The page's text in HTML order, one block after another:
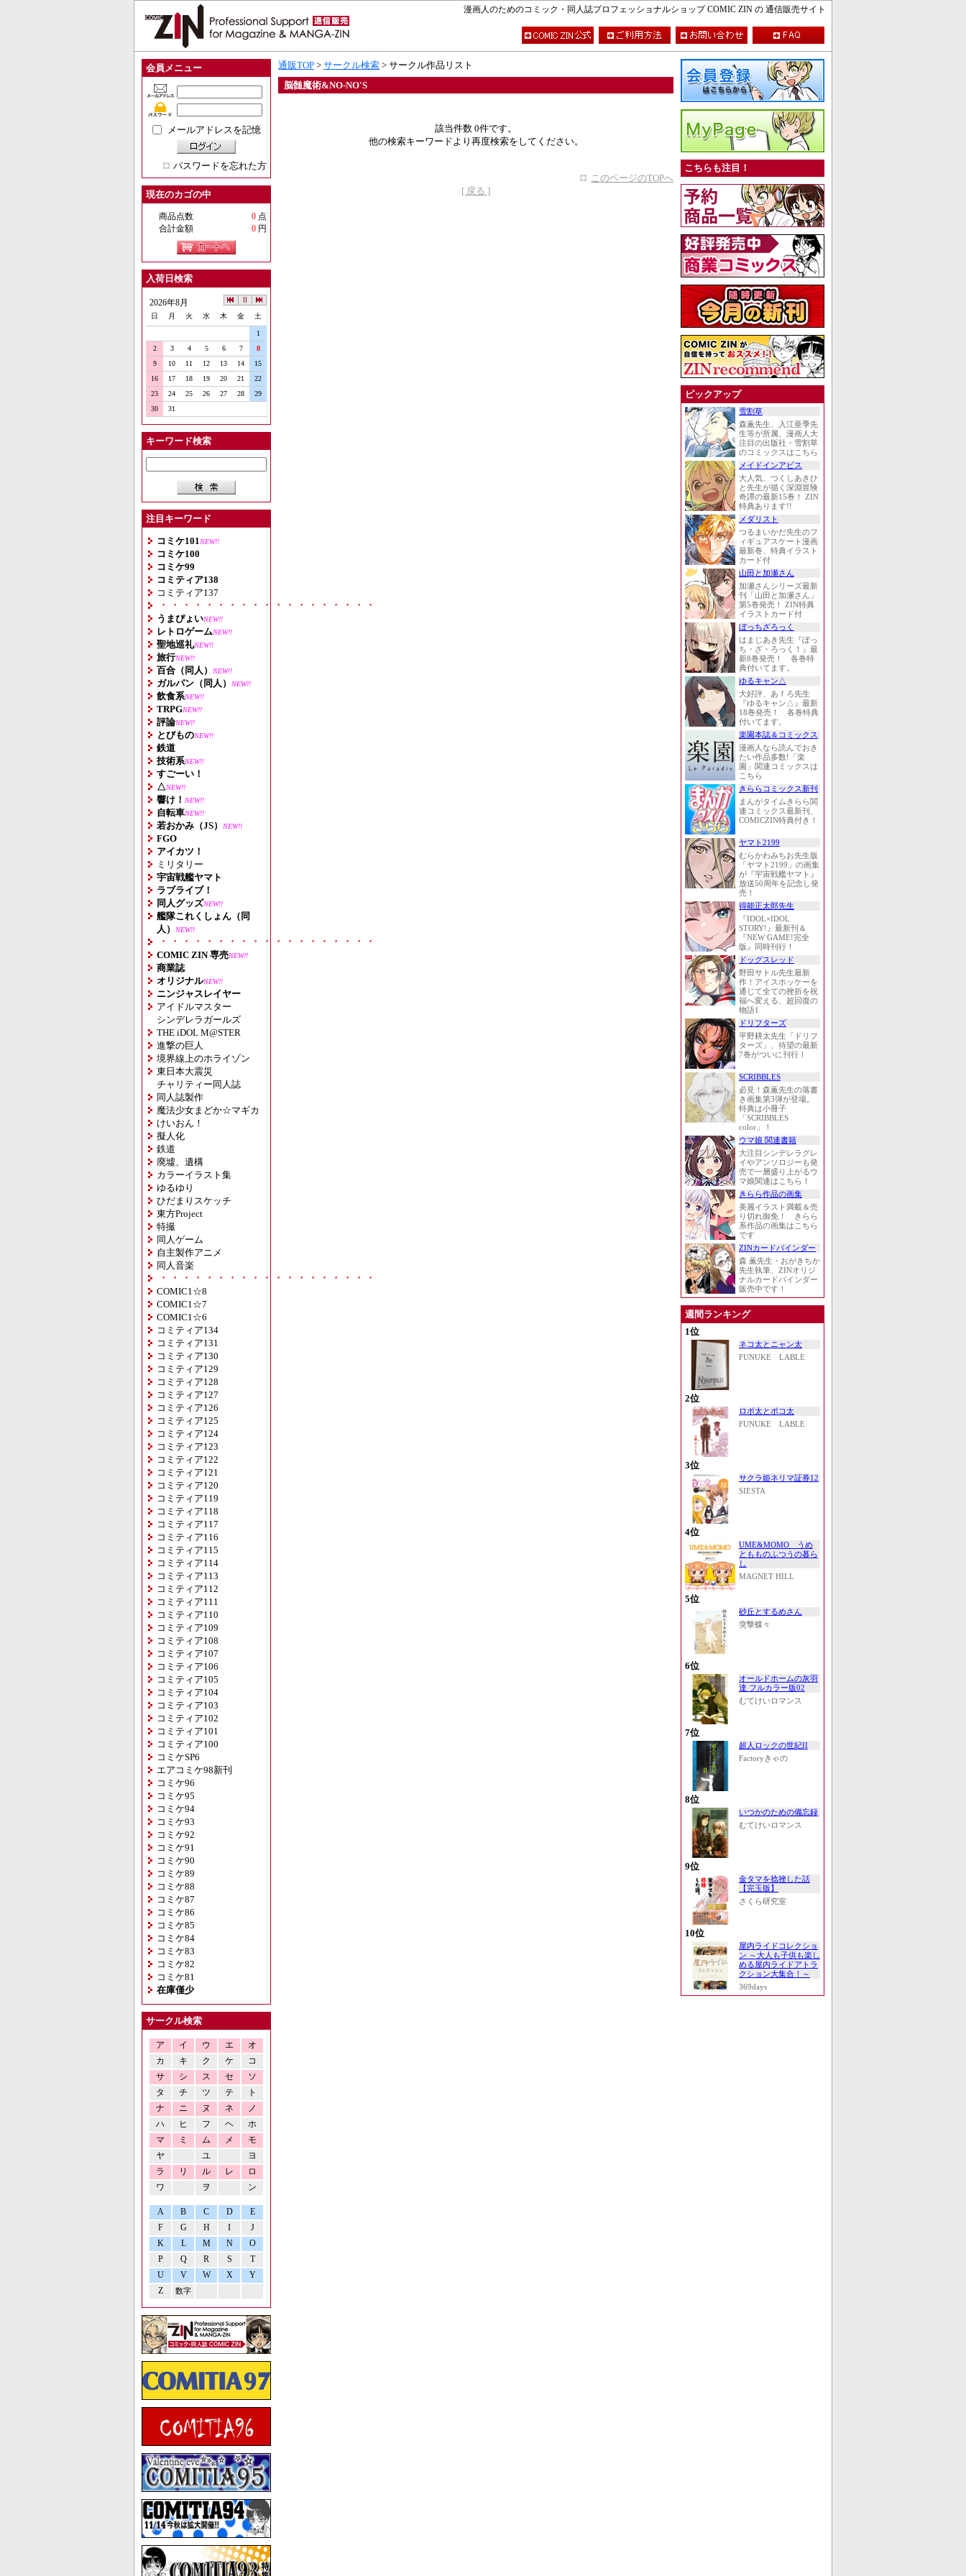
漫画人のためのコミック・同人誌プロフェッショナルショップ COMIC ZIN の 通信販売サイト
会員メニュー
メールアドレスを記憶
パスワードを忘れた方
現在のカゴの中
商品点数 0 点
合計金額
0 円
入荷日検索
2026年8月
日 月 火 水 木 金 土
1
2
3 4 5 6 7
8
9
10 11 12 13 14
15
16
17 18 19 20 21
22
23
24 25 26 27 28
29
30
31
キーワード検索
注目キーワード
コミケ101 NEW!!
コミケ100
コミケ99
コミティア138
コミティア137
・・・・・・・・・・・・・・・・・・・
うまぴょいNEW!!
レトロゲームNEW!!
聖地巡礼NEW!!
旅行NEW!!
百合（同人） NEW!!
ガルパン（同人） NEW!!
飲食系NEW!!
TRPGNEW!!
評論NEW!!
とびものNEW!!
鉄道
技術系NEW!!
すごーい！
△NEW!!
響け！ NEW!!
自転車NEW!!
若おかみ（JS） NEW!!
FGO
アイカツ！
ミリタリー
宇宙戦艦ヤマト
ラブライブ！
同人グッズNEW!!
艦隊これくしょん（同
人）
NEW!!
・・・・・・・・・・・・・・・・・・・
COMIC ZIN 専売NEW!!
商業誌
オリジナルNEW!!
ニンジャスレイヤー
アイドルマスター
シンデレラガールズ
THE iDOL M@STER
進撃の巨人
境界線上のホライゾン
東日本大震災
チャリティー同人誌
同人誌製作
魔法少女まどか☆マギカ
けいおん！
擬人化
鉄道
廃墟、遺構
カラーイラスト集
ゆるゆり
ひだまりスケッチ
東方Project
特撮
同人ゲーム
自主製作アニメ
同人音楽
・・・・・・・・・・・・・・・・・・・
COMIC1☆8
COMIC1☆7
COMIC1☆6
コミティア134
コミティア131
コミティア130
コミティア129
コミティア128
コミティア127
コミティア126
コミティア125
コミティア124
コミティア123
コミティア122
コミティア121
コミティア120
コミティア119
コミティア118
コミティア117
コミティア116
コミティア115
コミティア114
コミティア113
コミティア112
コミティア111
コミティア110
コミティア109
コミティア108
コミティア107
コミティア106
コミティア105
コミティア104
コミティア103
コミティア102
コミティア101
コミティア100
コミケSP6
エアコミケ98新刊
コミケ96
コミケ95
コミケ94
コミケ93
コミケ92
コミケ91
コミケ90
コミケ89
コミケ88
コミケ87
コミケ86
コミケ85
コミケ84
コミケ83
コミケ82
コミケ81
在庫僅少
サークル検索
ア イ ウ エ
オ
カ
キ ク ケ
コ
サ
シ ス セ
ソ
タ
チ ツ テ
ト
ナ
ニ ヌ ネ
ノ
ハ
ヒ フ ヘ
ホ
マ
ミ ム メ
モ
ヤ
ユ
ヨ
ラ
リ ル レ
ロ
ワ
ヲ ン
A B C D
E
F
G H I
J
K
L M N
O
P
Q R S
T
U
V W X
Y
Z
数字
通販TOP > サークル検索 > サークル作品リスト
脳髄魔術&NO-NO'S
該当件数 0件です。
他の検索キーワードより再度検索をしてください。
このページのTOPへ
[ 戻る ]
こちらも注目！
ピックアップ
雪割草
森薫先生、入江亜季先
生等が所属、漫画人大
注目の出版社・雪割草
のコミックスはこちら
メイドインアビス
大人気、つくしあきひ
と先生が描く深淵冒険
奇譚の最新15巻！ ZIN
特典あります!!
メダリスト
つるまいかだ先生のフ
ィギュアスケート漫画
最新巻、特典イラスト
カード付
山田と加瀬さん
加瀬さんシリーズ最新
刊「山田と加瀬さん」
第5巻発売！ ZIN特典
イラストカード付
ぼっちざろっく
はまじあき先生『ぼっ
ち・ざ・ろっく！』最
新8巻発売！ 各巻特
典付いてます。
ゆるキャン△
大好評、あｆろ先生
『ゆるキャン△』最新
18巻発売！ 各巻特典
付いてます。
楽園本誌＆コミックス
漫画人なら読んでおき
たい作品多数!「楽
園」関連コミックスは
こちら
きららコミックス新刊
まんがタイムきらら関
連コミックス最新刊、
COMICZIN特典付き！
ヤマト2199
むらかわみちお先生版
「ヤマト2199」の画集
が『宇宙戦艦ヤマト』
放送50周年を記念し発
売！
得能正太郎先生
『IDOL×IDOL
STORY!』最新刊＆
『NEW GAME!完全
版』同時刊行！
ドッグスレッド
野田サトル先生最新
作！アイスホッケーを
通じて全ての挫折を祝
福へ変える、超回復の
物語1
ドリフターズ
平野耕太先生「ドリフ
ターズ」、待望の最新
7巻がついに刊行！
SCRIBBLES
必見！森薫先生の落書
き画集第3弾が登場。
特典は小冊子
「SCRIBBLES
color」！
ウマ娘 関連書籍
大注目シンデレラグレ
イやアンソロジーも発
売で一層盛り上がるウ
マ娘関連はこちら！
きらら作品の画集
美麗イラスト満載＆売
り切れ御免！ きらら
系作品の画集はこちら
です
ZINカードバインダー
森 薫先生・おがきちか
先生執筆、ZINオリジ
ナルカードバインダー
販売中です！
週間ランキング
1位
ネコ太とニャン太
FUNUKE LABLE
2位
ロボ太とポコ太
FUNUKE LABLE
3位
サクラ姫ネリマ証券12
SIESTA
4位
UME&MOMO うめ
ともものふつうの暮ら
し
MAGNET HILL
5位
砂丘とするめさん
突撃蝶々
6位
オールドホームの灰羽
達 フルカラー版02
むてけいロマンス
7位
超人ロックの世紀II
Factoryきゃの
8位
いつかのための備忘録
むてけいロマンス
9位
金タマを捻挫した話
【完玉版】
さくら研究室
10位
屋内ライドコレクショ
ン ～大人も子供も楽し
める屋内ライドアトラ
クション大集合！～
369days